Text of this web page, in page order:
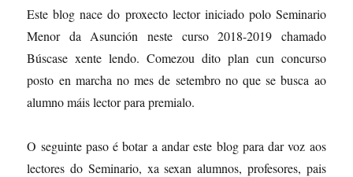
Este blog nace do proxecto lector iniciado polo Seminario
Menor da Asunción neste curso 2018-2019 chamado
Búscase xente lendo. Comezou dito plan cun concurso
posto en marcha no mes de setembro no que se busca ao
alumno máis lector para premialo.
O seguinte paso é botar a andar este blog para dar voz aos
lectores do Seminario, xa sexan alumnos, profesores, pais